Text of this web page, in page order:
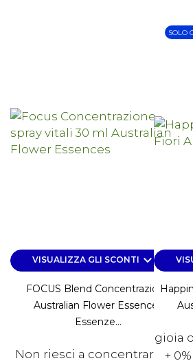
VISUALIZZA GLI SCONTI keyboard_arrow_down
FOCUS Blend Concentrazione
Australian Flower Essences
Essenze...
Non riesci a concentrarti? Ti
gioia
+
SOLO